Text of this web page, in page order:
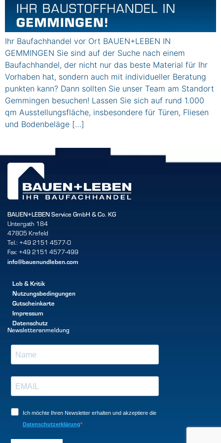
Ihr Baufachhandel vor Ort BAUEN+LEBEN IN
GEMMINGEN Sie sind auf der Suche nach einem
Baufachhandel, der nicht nur das beste Material für Ihr
Vorhaben hat, sondern auch mit individueller Beratung
punkten kann? Dann sollten Sie unser Team am Standort
Gemmingen besuchen! Lassen Sie sich auf rund 1.000
qm Ausstellungsfläche, insbesondere für Türen, Fliesen
und Bodenbeläge […]
BAUEN+LEBEN Service GmbH & Co. KG
Untergath 184
47805 Krefeld
Tel.: +49 2151 4577-0
Fax: +49 2151 4577-499
info@bauenundleben.com
Lob & Kritik
Nutzungsbedingungen
Gutscheinkarte
Impressum
Datenschutz
Newsletteranmeldung
Ich möchte Ihren Newsletter erhalten und akzeptiere die
Datenschutzerklärung